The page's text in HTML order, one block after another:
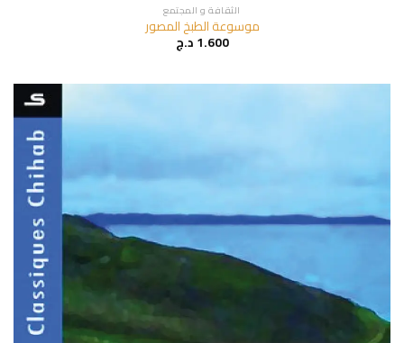
الثقافة و المجتمع
موسوعة الطبخ المصور
1.600د.ج